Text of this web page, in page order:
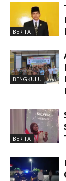
BERITA
BENGKULU
BERITA